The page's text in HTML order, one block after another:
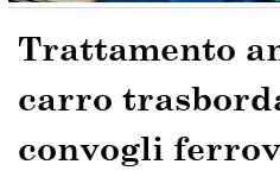
Trattamento
carro
convogli